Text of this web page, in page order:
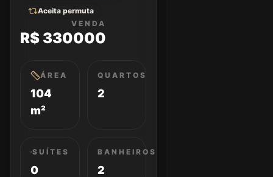
Aceita permuta
VENDA
R$ 330000
ÁREA
104
m²
QUARTOS
2
SUÍTES
0
BANHEIROS
2